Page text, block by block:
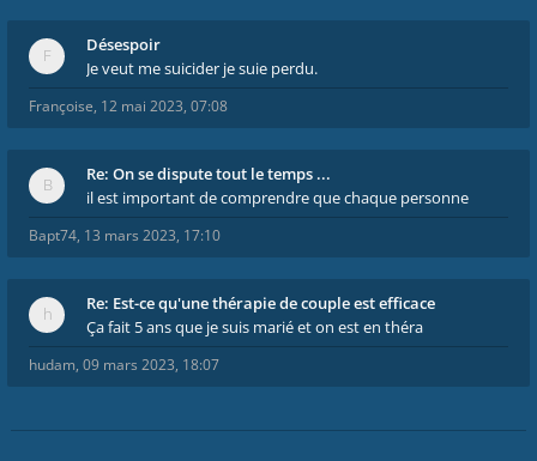
Désespoir
Je veut me suicider je suie perdu.
Françoise, 12 mai 2023, 07:08
Re: On se dispute tout le temps ...
il est important de comprendre que chaque personne
Bapt74, 13 mars 2023, 17:10
Re: Est-ce qu'une thérapie de couple est efficace
Ça fait 5 ans que je suis marié et on est en théra
hudam, 09 mars 2023, 18:07